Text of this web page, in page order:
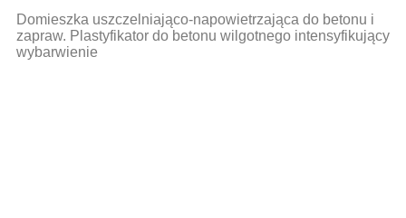
Domieszka uszczelniająco-napowietrzająca do betonu i
zapraw. Plastyfikator do betonu wilgotnego intensyfikujący
wybarwienie